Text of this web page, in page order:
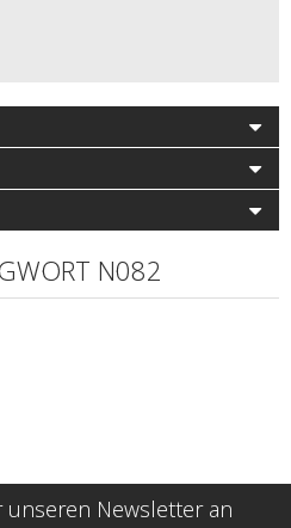
N082
unseren Newsletter an